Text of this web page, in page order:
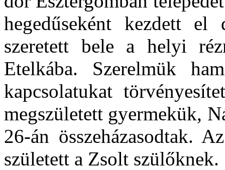
hegedűseként kezdett
szeretett bele a helyi
Etelkába. Sze­relmük
kapcsolatukat
megszüle­tett gyermekük,
26-án összeházasodtak.
szü­letett a Zsolt szülőknek.